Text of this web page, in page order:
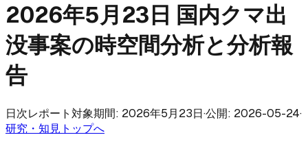
2026年5月23日 国内クマ出
没事案の時空間分析と分析報
告
日次レポート 対象期間: 2026年5月23日·公開: 2026-05-24·
研究・知見トップへ